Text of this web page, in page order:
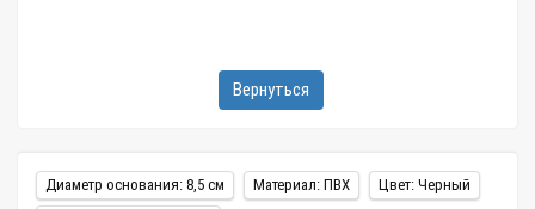
Вернуться
Диаметр основания: 8,5 см Материал: ПВХ
Цвет: Черный